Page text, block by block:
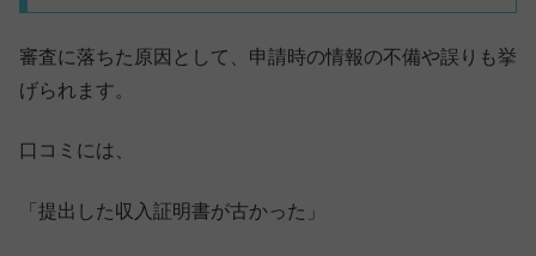
審査に落ちた原因として、申請時の情報の不備や誤りも挙
げられます。
口コミには、
「提出した収入証明書が古かった」